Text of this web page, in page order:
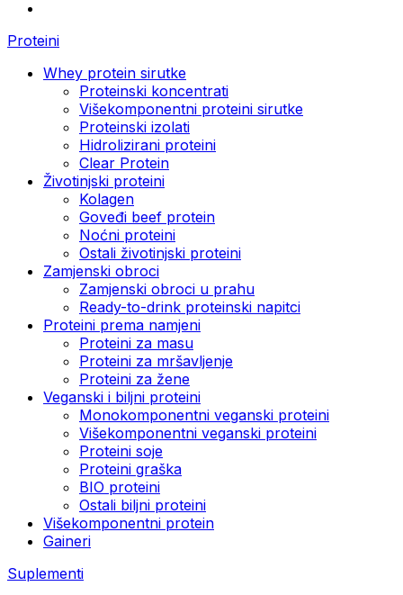
Proteini
Whey protein sirutke
Proteinski koncentrati
Višekomponentni proteini sirutke
Proteinski izolati
Hidrolizirani proteini
Clear Protein
Životinjski proteini
Kolagen
Goveđi beef protein
Noćni proteini
Ostali životinjski proteini
Zamjenski obroci
Zamjenski obroci u prahu
Ready-to-drink proteinski napitci
Proteini prema namjeni
Proteini za masu
Proteini za mršavljenje
Proteini za žene
Veganski i biljni proteini
Monokomponentni veganski proteini
Višekomponentni veganski proteini
Proteini soje
Proteini graška
BIO proteini
Ostali biljni proteini
Višekomponentni protein
Gaineri
Suplementi